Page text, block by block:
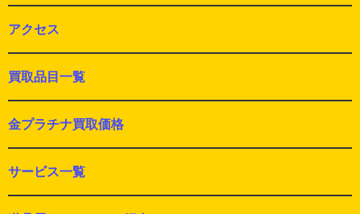
アクセス
買取品目一覧
金プラチナ買取価格
サービス一覧